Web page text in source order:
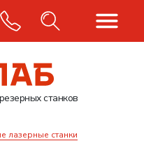
станков
лазерные станки